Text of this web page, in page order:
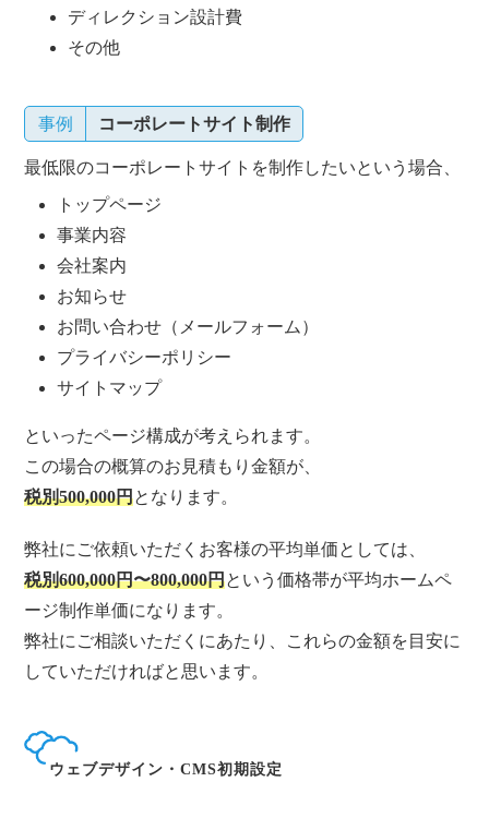
ディレクション設計費
その他
事例 コーポレートサイト制作
最低限のコーポレートサイトを制作したいという場合、
トップページ
事業内容
会社案内
お知らせ
お問い合わせ（メールフォーム）
プライバシーポリシー
サイトマップ
といったページ構成が考えられます。
この場合の概算のお見積もり金額が、
税別500,000円となります。
弊社にご依頼いただくお客様の平均単価としては、
税別600,000円〜800,000円という価格帯が平均ホームペ
ージ制作単価になります。
弊社にご相談いただくにあたり、これらの金額を目安に
していただければと思います。
ウェブデザイン・CMS初期設定